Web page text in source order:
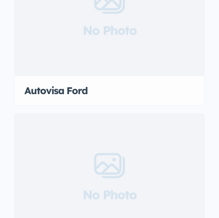
No Photo
Autovisa Ford
No Photo